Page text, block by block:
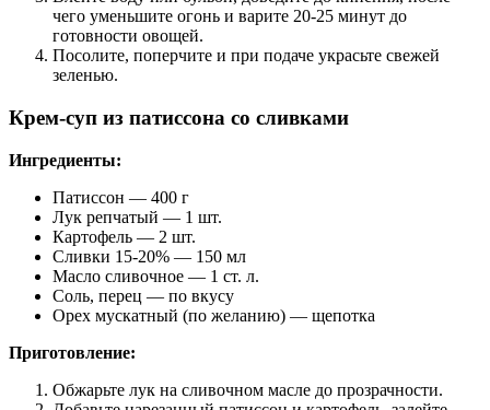
чего уменьшите огонь и варите 20-25 минут до
готовности овощей.
Посолите, поперчите и при подаче украсьте свежей
зеленью.
Крем-суп из патиссона со сливками
Ингредиенты:
Патиссон — 400 г
Лук репчатый — 1 шт.
Картофель — 2 шт.
Сливки 15-20% — 150 мл
Масло сливочное — 1 ст. л.
Соль, перец — по вкусу
Орех мускатный (по желанию) — щепотка
Приготовление:
Обжарьте лук на сливочном масле до прозрачности.